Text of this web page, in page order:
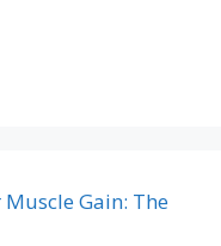
Gain: The